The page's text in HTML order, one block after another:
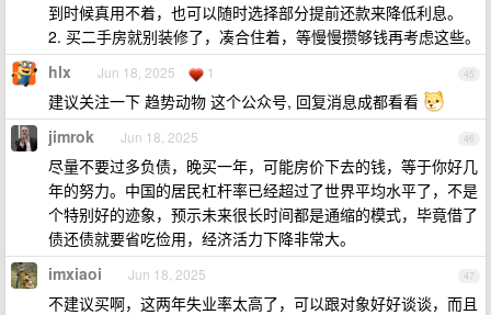
到时候真用不着，也可以随时选择部分提前还款来降低利息。
2. 买二手房就别装修了，凑合住着，等慢慢攒够钱再考虑这些。
45
hlx Jun 18, 2025 1
建议关注一下 趋势动物 这个公众号, 回复消息成都看看
46
jimrok Jun 18, 2025
尽量不要过多负债，晚买一年，可能房价下去的钱，等于你好几
年的努力。中国的居民杠杆率已经超过了世界平均水平了，不是
个特别好的迹象，预示未来很长时间都是通缩的模式，毕竟借了
债还债就要省吃俭用，经济活力下降非常大。
47
imxiaoi Jun 18, 2025
不建议买啊，这两年失业率太高了，可以跟对象好好谈谈，而且